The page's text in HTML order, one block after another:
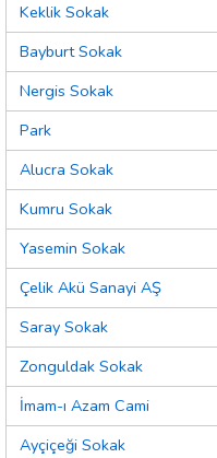
Keklik Sokak
Bayburt Sokak
Nergis Sokak
Park
Alucra Sokak
Kumru Sokak
Yasemin Sokak
Çelik Akü Sanayi AŞ
Saray Sokak
Zonguldak Sokak
İmam-ı Azam Cami
Ayçiçeği Sokak